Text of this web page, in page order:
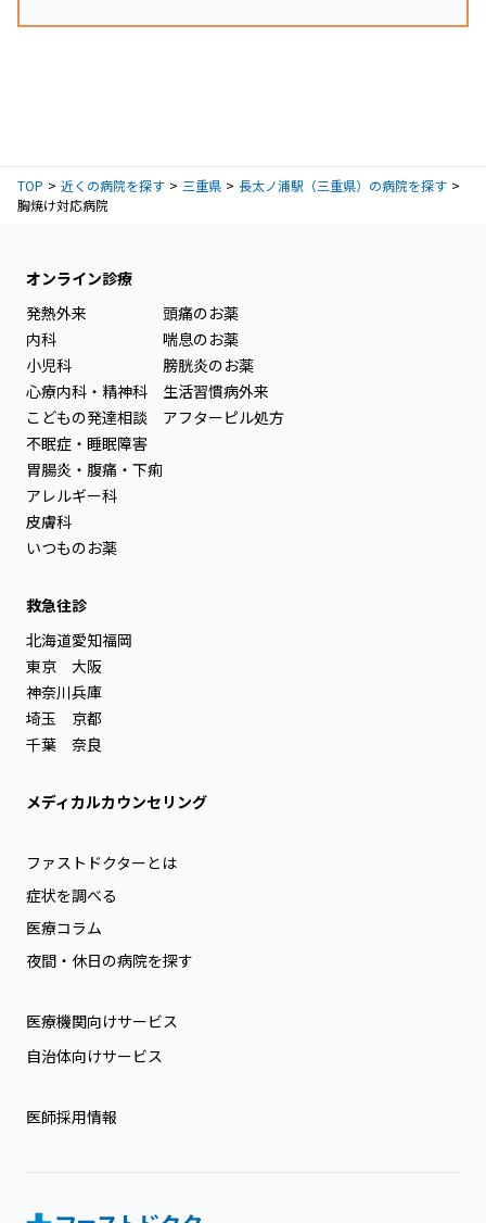
TOP 近くの病院を探す 三重県
長太ノ浦駅（三重県）の病院を探す
胸焼け対応病院
オンライン診療
発熱外来
内科
小児科
心療内科・精神科
こどもの発達相談
不眠症・睡眠障害
胃腸炎・腹痛・下痢
アレルギー科
皮膚科
いつものお薬
頭痛のお薬
喘息のお薬
膀胱炎のお薬
生活習慣病外来
アフターピル処方
救急往診
北海道
東京
神奈川
埼玉
千葉
愛知
大阪
兵庫
京都
奈良
福岡
メディカルカウンセリング
ファストドクターとは
症状を調べる
医療コラム
夜間・休日の病院を探す
医療機関向けサービス
自治体向けサービス
医師採用情報